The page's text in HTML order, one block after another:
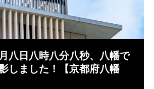
八日八時八分八秒、八幡で
しました！【京都府八幡